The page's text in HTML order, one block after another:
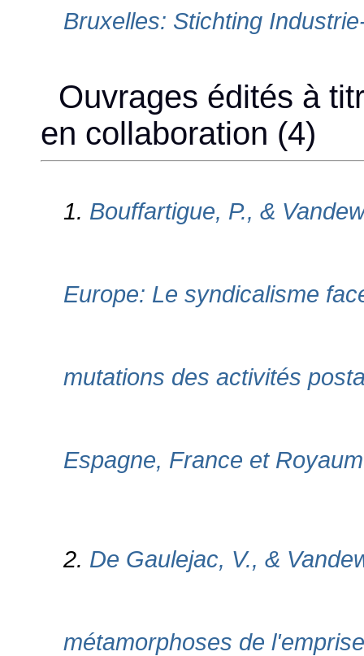
Bruxelles: Stichting
Ouvrages édités à
en collaboration (4)
1. Bouffartigue, P., &
Europe: Le syndicalisme
mutations des activités
Espagne, France et
2. De Gaulejac, V., &
métamorphoses de